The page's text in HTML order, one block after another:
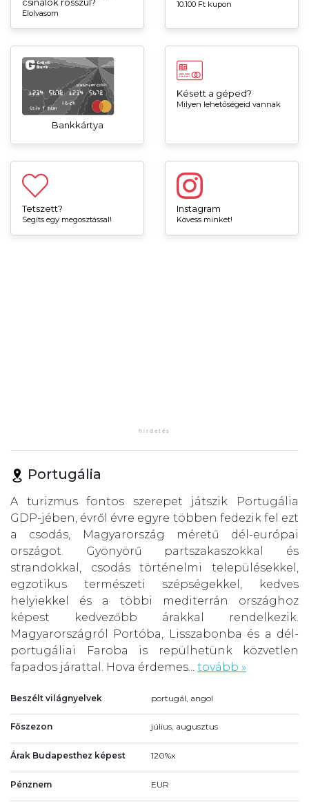
csinálok rosszul?
Elolvasom
10.100 Ft kupon
Bankkártya
Késett a géped?
Milyen lehetőségeid vannak
Tetszett?
Segíts egy megosztással!
Instagram
Kövess minket!
Portugália
A turizmus fontos szerepet játszik Portugália
GDP-jében, évről évre egyre többen fedezik fel ezt
a csodás, Magyarország méretű dél-európai
országot. Gyönyörű partszakaszokkal és
strandokkal, csodás történelmi településekkel,
egzotikus természeti szépségekkel, kedves
helyiekkel és a többi mediterrán országhoz
képest kedvezőbb árakkal rendelkezik.
Magyarországról Portóba, Lisszabonba és a dél-
portugáliai Faroba is repülhetünk közvetlen
fapados járattal. Hova érdemes... tovább »
Beszélt világnyelvek portugál, angol
Főszezon július, augusztus
Árak Budapesthez képest 120%x
Pénznem EUR